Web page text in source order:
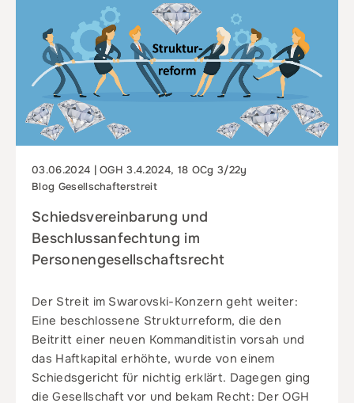
03.06.2024 | OGH 3.4.2024, 18 OCg 3/22y
Blog Gesellschafterstreit
Schiedsvereinbarung und
Beschlussanfechtung im
Personengesellschaftsrecht
Der Streit im Swarovski-Konzern geht weiter:
Eine beschlossene Strukturreform, die den
Beitritt einer neuen Kommanditistin vorsah und
das Haftkapital erhöhte, wurde von einem
Schiedsgericht für nichtig erklärt. Dagegen ging
die Gesellschaft vor und bekam Recht: Der OGH